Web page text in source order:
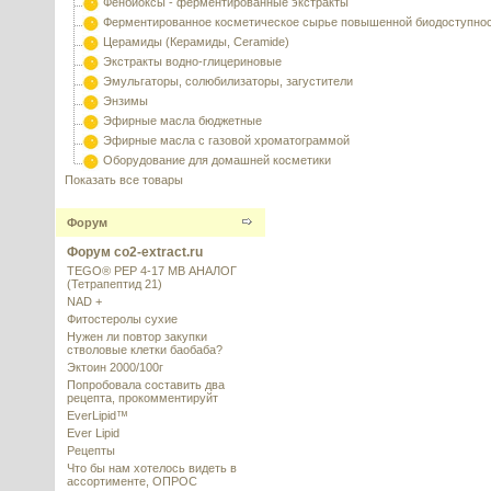
Ферментированное косметическое сырье повышенной
Церамиды (Керамиды, Ceramide)
Экстракты водно-глицериновые
Эмульгаторы, солюбилизаторы, загустители
Энзимы
Эфирные масла бюджетные
Эфирные масла с газовой хроматограммой
Оборудование для домашней косметики
Показать все товары
Форум
Форум co2-extract.ru
TEGO® PEP 4-17 MB АНАЛОГ
(Тетрапептид 21)
NAD +
Фитостеролы сухие
Нужен ли повтор закупки
стволовые клетки баобаба?
Эктоин 2000/100г
Попробовала составить два
рецепта, прокомментируйт
EverLipid™
Ever Lipid
Рецепты
Что бы нам хотелось видеть в
ассортименте, ОПРОС